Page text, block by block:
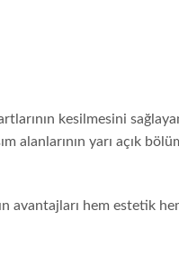
kesilmesini
alanlarının yarı açık
avantajları hem estetik